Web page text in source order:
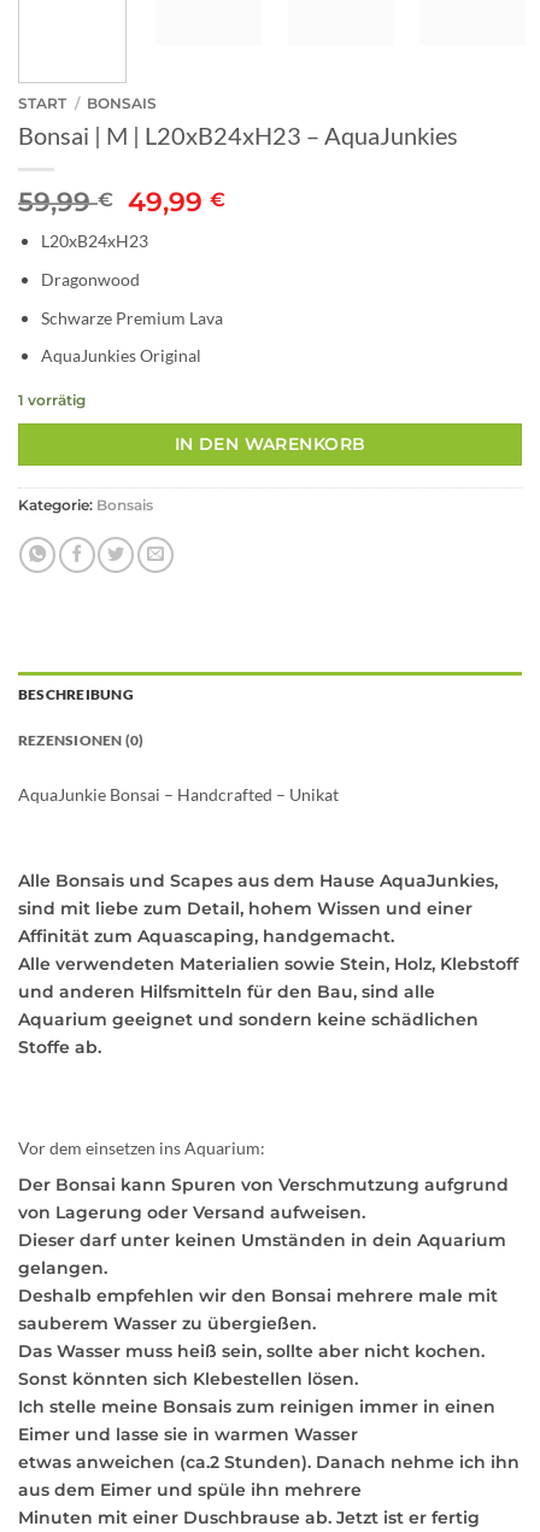
START / BONSAIS
Bonsai | M | L20xB24xH23 – AquaJunkies
59,99€ Ursprünglicher
Preis
war:
59,99 €
49,99€Aktueller
L20xB24xH23
Dragonwood
Schwarze Premium Lava
AquaJunkies Original
1 vorrätig
IN DEN WARENKORB
Kategorie: Bonsais
BESCHREIBUNG
REZENSIONEN (0)
AquaJunkie Bonsai – Handcrafted – Unikat
Alle Bonsais und Scapes aus dem Hause AquaJunkies,
sind mit liebe zum Detail, hohem Wissen und einer
Affinität zum Aquascaping, handgemacht.
Alle verwendeten Materialien sowie Stein, Holz, Klebstoff
und anderen Hilfsmitteln für den Bau, sind alle
Aquarium geeignet und sondern keine schädlichen
Stoffe ab.
Vor dem einsetzen ins Aquarium:
Der Bonsai kann Spuren von Verschmutzung aufgrund
von Lagerung oder Versand aufweisen.
Dieser darf unter keinen Umständen in dein Aquarium
gelangen.
Deshalb empfehlen wir den Bonsai mehrere male mit
sauberem Wasser zu übergießen.
Das Wasser muss heiß sein, sollte aber nicht kochen.
Sonst könnten sich Klebestellen lösen.
Ich stelle meine Bonsais zum reinigen immer in einen
Eimer und lasse sie in warmen Wasser
etwas anweichen (ca.2 Stunden). Danach nehme ich ihn
aus dem Eimer und spüle ihn mehrere
Minuten mit einer Duschbrause ab. Jetzt ist er fertig